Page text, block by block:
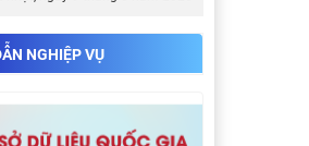
NGHIỆP VỤ